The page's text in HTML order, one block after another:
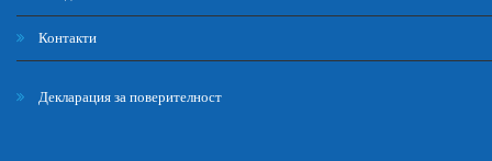
Контакти
Декларация за поверителност